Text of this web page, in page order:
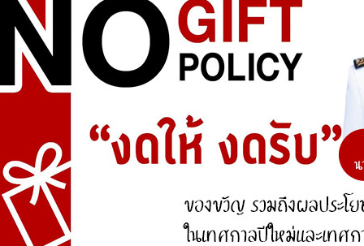
ศูนย์ร้องเรียน
สำนักงานคณะกรรมการป้องกันและปราบปรามการ
ทุจริตแห่งชาติ (ป.ป.ช.)
สำนักงานคณะกรรมการป้องกันและปราบปรามการ
ทุจริตในภาครัฐ
การจัดการความรู้ (KM)